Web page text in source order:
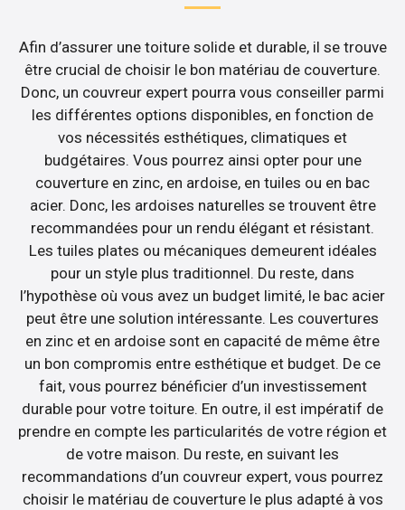
Afin d’assurer une toiture solide et durable, il se trouve
être crucial de choisir le bon matériau de couverture.
Donc, un couvreur expert pourra vous conseiller parmi
les différentes options disponibles, en fonction de
vos nécessités esthétiques, climatiques et
budgétaires. Vous pourrez ainsi opter pour une
couverture en zinc, en ardoise, en tuiles ou en bac
acier. Donc, les ardoises naturelles se trouvent être
recommandées pour un rendu élégant et résistant.
Les tuiles plates ou mécaniques demeurent idéales
pour un style plus traditionnel. Du reste, dans
l’hypothèse où vous avez un budget limité, le bac acier
peut être une solution intéressante. Les couvertures
en zinc et en ardoise sont en capacité de même être
un bon compromis entre esthétique et budget. De ce
fait, vous pourrez bénéficier d’un investissement
durable pour votre toiture. En outre, il est impératif de
prendre en compte les particularités de votre région et
de votre maison. Du reste, en suivant les
recommandations d’un couvreur expert, vous pourrez
choisir le matériau de couverture le plus adapté à vos